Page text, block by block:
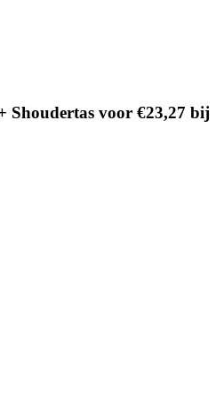
Shoudertas voor €23,27 bij